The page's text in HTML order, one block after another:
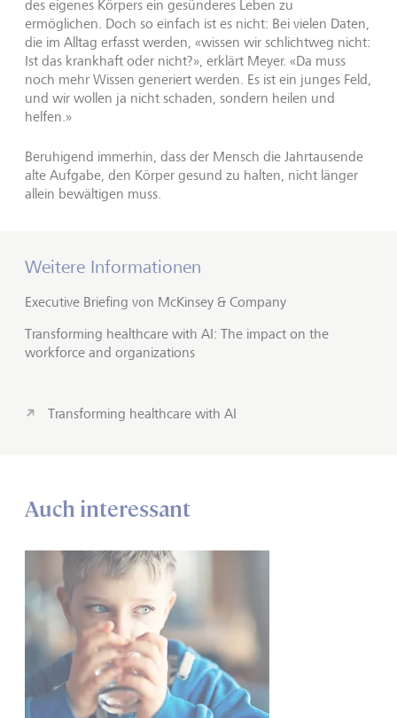
des eigenes Körpers ein gesünderes Leben zu
ermöglichen. Doch so einfach ist es nicht: Bei vielen Daten,
die im Alltag erfasst werden, «wissen wir schlichtweg nicht:
Ist das krankhaft oder nicht?», erklärt Meyer. «Da muss
noch mehr Wissen generiert werden. Es ist ein junges Feld,
und wir wollen ja nicht schaden, sondern heilen und
helfen.»
Beruhigend immerhin, dass der Mensch die Jahrtausende
alte Aufgabe, den Körper gesund zu halten, nicht länger
allein bewältigen muss.
Weitere Informationen
Executive Briefing von McKinsey & Company
Transforming healthcare with AI: The impact on the
workforce and organizations
Transforming healthcare with AI
Auch interessant